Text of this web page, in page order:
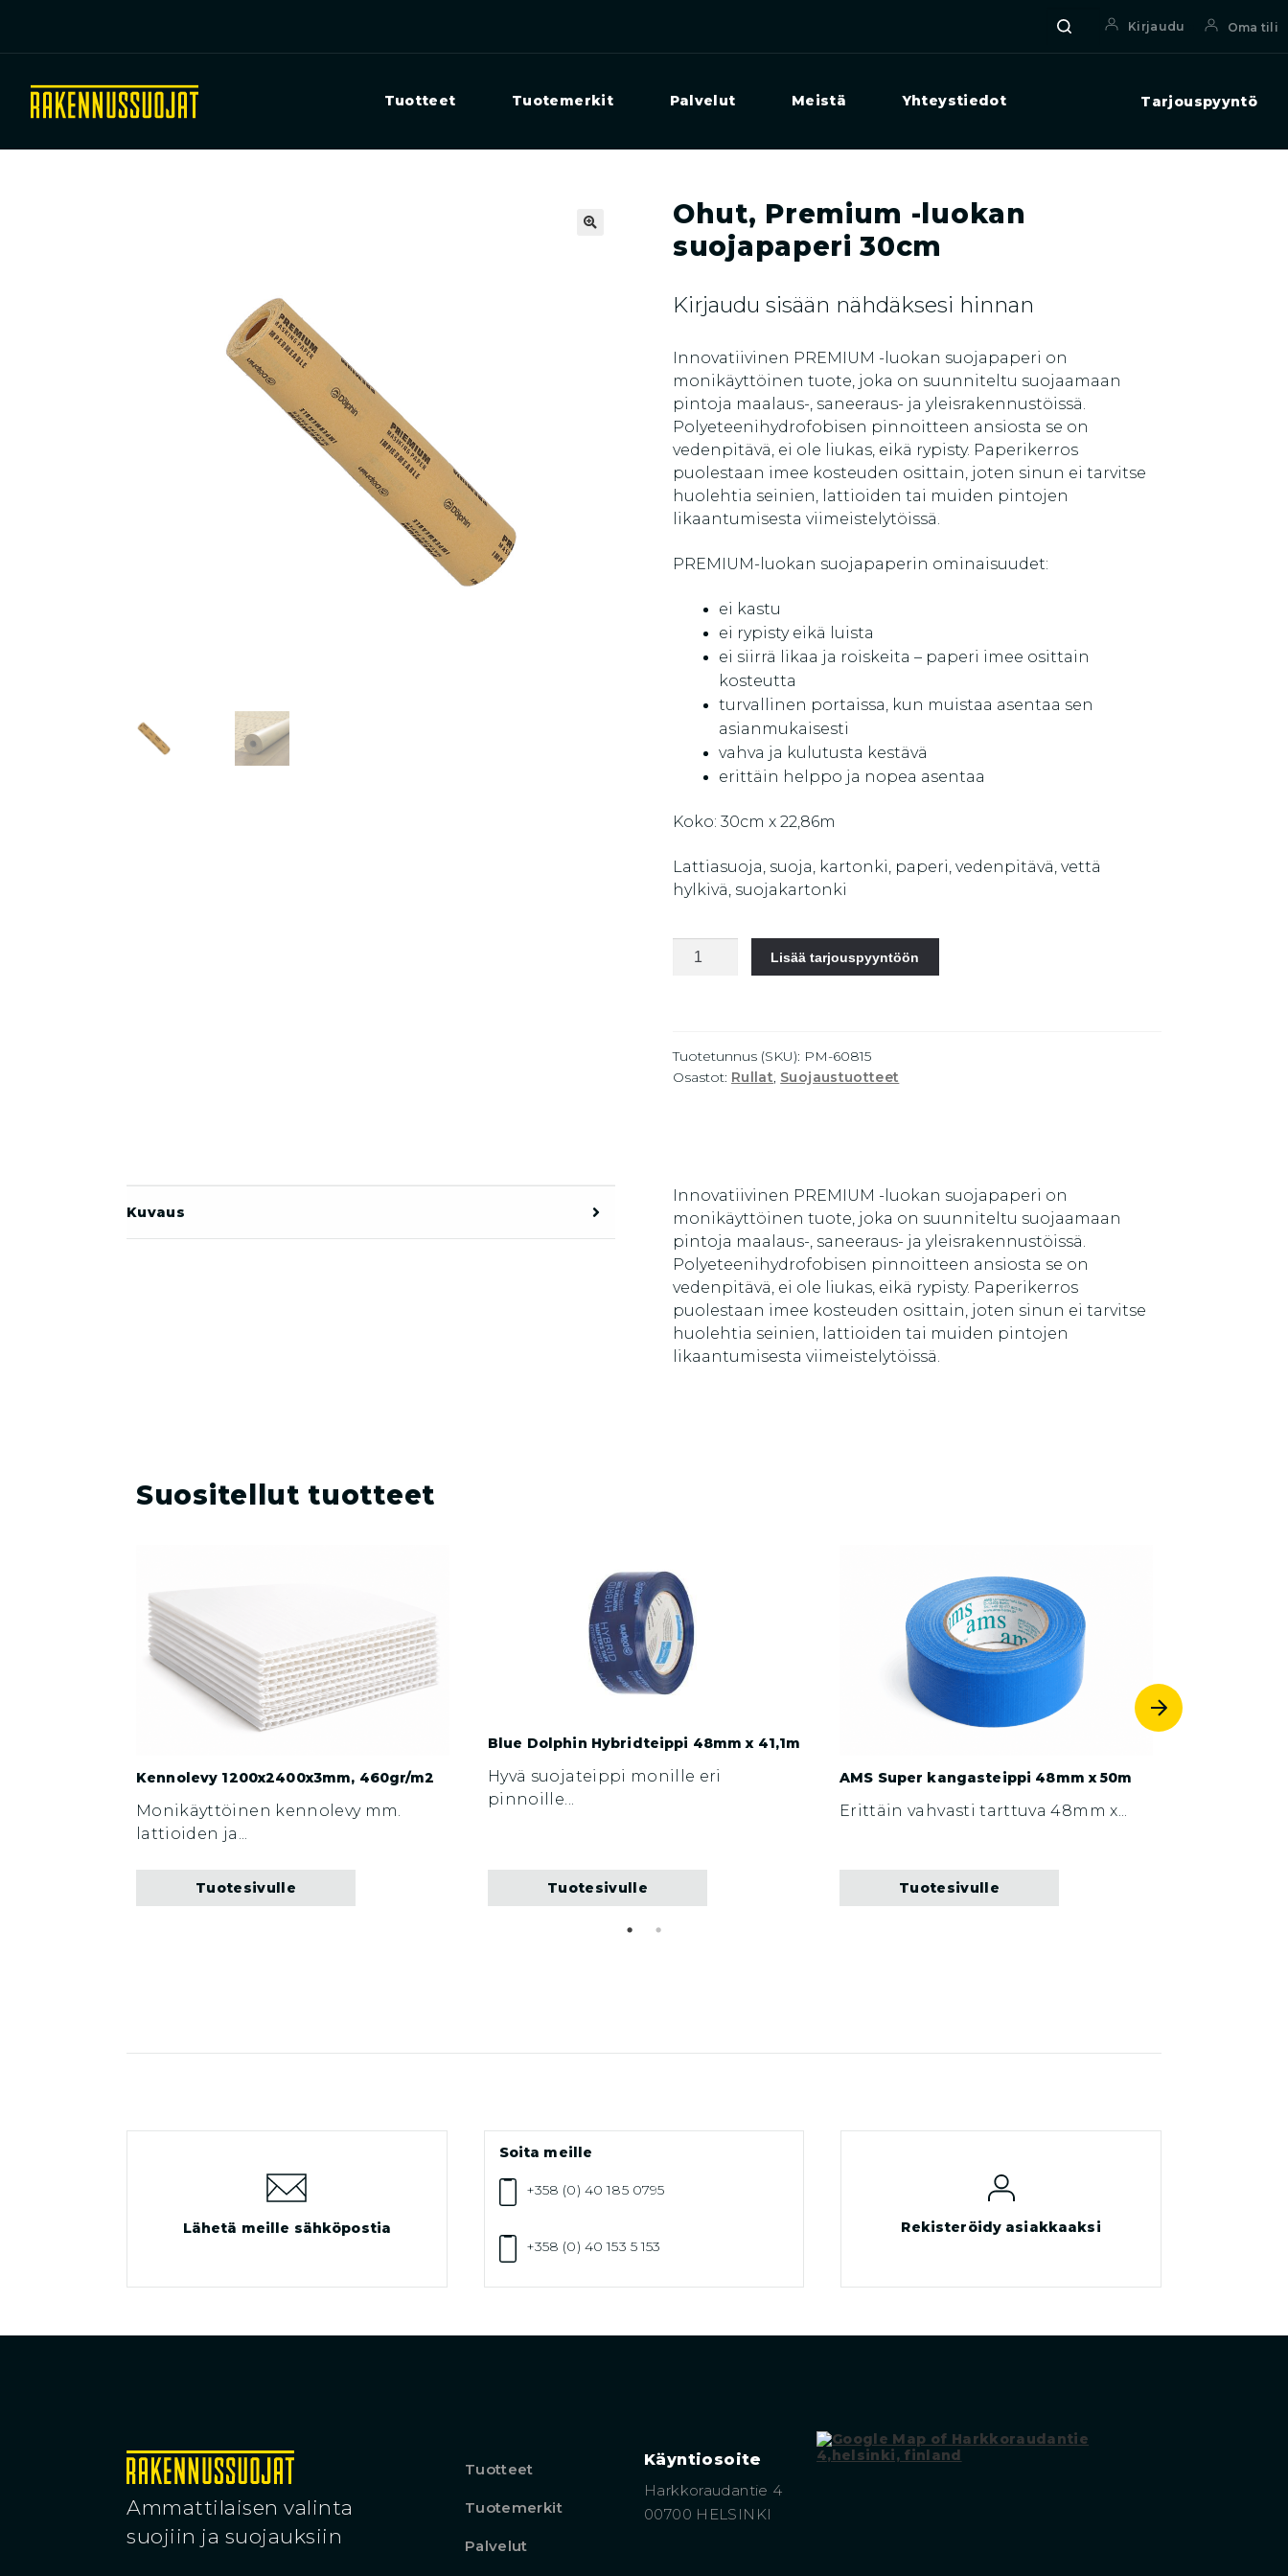
Etsi:
Haku
Kirjaudu Oma tili
Tuotteet Tuotemerkit Palvelut Meistä Yhteystiedot Tarjouspyyntö
Ohut, Premium -luokan
suojapaperi 30cm
Kirjaudu sisään nähdäksesi hinnan
Innovatiivinen PREMIUM -luokan suojapaperi on
monikäyttöinen tuote, joka on suunniteltu suojaamaan
pintoja maalaus-, saneeraus- ja yleisrakennustöissä.
Polyeteenihydrofobisen pinnoitteen ansiosta se on
vedenpitävä, ei ole liukas, eikä rypisty. Paperikerros
puolestaan ​​imee kosteuden osittain, joten sinun ei tarvitse
huolehtia seinien, lattioiden tai muiden pintojen
likaantumisesta viimeistelytöissä.
PREMIUM-luokan suojapaperin ominaisuudet:
ei kastu
ei rypisty eikä luista
ei siirrä likaa ja roiskeita – paperi imee osittain
kosteutta
turvallinen portaissa, kun muistaa asentaa sen
asianmukaisesti
vahva ja kulutusta kestävä
erittäin helppo ja nopea asentaa
Koko: 30cm x 22,86m
Lattiasuoja, suoja, kartonki, paperi, vedenpitävä, vettä
hylkivä, suojakartonki
Ohut,
Lisää tarjouspyyntöön
Tuotetunnus (SKU): PM-60815
Osastot: Rullat, Suojaustuotteet
Kuvaus
Innovatiivinen PREMIUM -luokan suojapaperi on
monikäyttöinen tuote, joka on suunniteltu suojaamaan
pintoja maalaus-, saneeraus- ja yleisrakennustöissä.
Polyeteenihydrofobisen pinnoitteen ansiosta se on
vedenpitävä, ei ole liukas, eikä rypisty. Paperikerros
puolestaan ​​imee kosteuden osittain, joten sinun ei tarvitse
huolehtia seinien, lattioiden tai muiden pintojen
likaantumisesta viimeistelytöissä.
Suositellut tuotteet
Kennolevy 1200x2400x3mm, 460gr/m2
Monikäyttöinen kennolevy mm.
lattioiden ja...
Tuotesivulle
Blue Dolphin Hybridteippi 48mm x 41,1m
Hyvä suojateippi monille eri
pinnoille...
Tuotesivulle
AMS Super kangasteippi 48mm x 50m
Erittäin vahvasti tarttuva 48mm x...
Tuotesivulle
Lähetä meille sähköpostia
Soita meille
+358 (0) 40 185 0795
+358 (0) 40 153 5 153
Rekisteröidy asiakkaaksi
Ammattilaisen valinta
suojiin ja suojauksiin
Tuotteet
Tuotemerkit
Palvelut
Käyntiosoite
Harkkoraudantie 4
00700 HELSINKI